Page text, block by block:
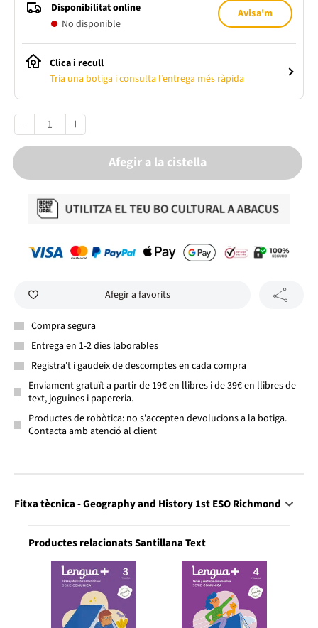
Disponibilitat online
No disponible
Avisa'm
Clica i recull
Tria una botiga i consulta l’entrega més ràpida
Afegir a la cistella
Afegir a favorits
Compra segura
Entrega en 1-2 dies laborables
Registra't i gaudeix de descomptes en cada compra
Enviament gratuït a partir de 19€ en llibres i de 39€ en llibres de
text, joguines i papereria.
Productes de robòtica: no s'accepten devolucions a la botiga.
Contacta amb atenció al client
Fitxa tècnica - Geography and History 1st ESO Richmond
Productes relacionats Santillana Text